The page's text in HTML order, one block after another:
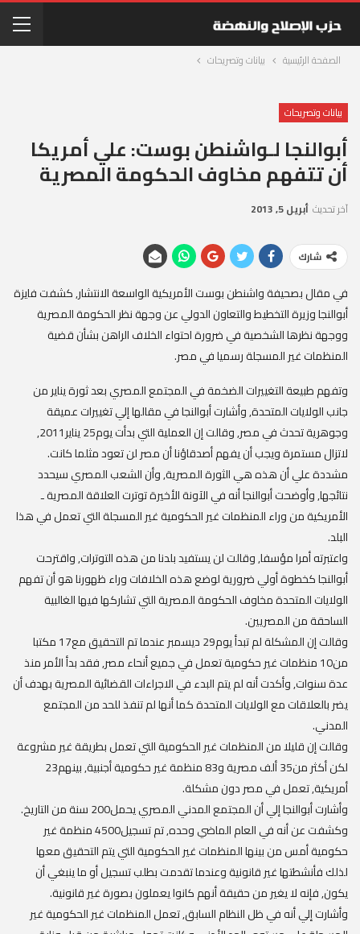
الصفحة الرئيسية بيانات وتصريحات
بيانات وتصريحات
أبوالنجا لـواشنطن بوست‏:‏ علي أمريكا
أن تتفهم مخاوف الحكومة المصرية
آخر تحديث أبريل 5, 2013
شارك
في مقال بصحيفة واشنطن بوست الأمريكية الواسعة الانتشار‏,‏ كشفت فايزة
أبوالنجا وزيرة التخطيط والتعاون الدولي عن وجهة نظر الحكومة المصرية
ووجهة نظرها الشخصية في ضرورة احتواء الخلاف الراهن بشأن قضية
المنظمات غير المسجلة رسميا في مصر.
وتفهم طبيعة التغييرات الضخمة في المجتمع المصري بعد ثورة يناير من
جانب الولايات المتحدة, وأشارت أبوالنجا في مقالها إلي تغييرات عميقة
وجوهرية تحدث في مصر, وقالت إن العملية التي بدأت يوم25 يناير2011,
لاتزال مستمرة ويجب أن يفهم أصدقاؤنا أن مصر لن تعود مثلما كانت.
مشددة علي أن هذه هي الثورة المصرية, وأن الشعب المصري سيحدد
نتائجها, وأوضحت أبوالنجا أنه في الآونة الأخيرة توترت العلاقة المصرية ـ
الأمريكية من وراء المنظمات غير الحكومية غير المسجلة التي تعمل في هذا
البلد.
واعتبرته أمرا مؤسفا, وقالت لن يستفيد بلدنا من هذه التوترات, واقترحت
أبوالنجا كخطوة أولي ضرورية لوضع هذه الخلافات وراء ظهورنا هو أن تفهم
الولايات المتحدة مخاوف الحكومة المصرية التي تشاركها فيها الغالبية
الساحقة من المصريين.
وقالت إن المشكلة لم تبدأ يوم29 ديسمبر عندما تم التحقيق مع17 مكتبا
من10 منظمات غير حكومية تعمل في جميع أنحاء مصر, فقد بدأ الأمر منذ
عدة سنوات, وأكدت أنه لم يتم البدء في الاجراءات القضائية المصرية بهدف أن
يضر بالعلاقات مع الولايات المتحدة كما أنها لم تنفذ للحد من المجتمع
المدني.
وقالت إن قليلا من المنظمات غير الحكومية التي تعمل بطريقة غير مشروعة
لكن أكثر من35 ألف مصرية و83 منظمة غير حكومية أجنبية, بينهم23
أمريكية, تعمل في مصر دون مشكلة.
وأشارت أبوالنجا إلي أن المجتمع المدني المصري يحمل200 سنة من التاريخ.
وكشفت عن أنه في العام الماضي وحده, تم تسجيل4500 منظمة غير
حكومية أمس من بينها المنظمات غير الحكومية التي يتم التحقيق معها
لذلك فأنشطتها غير قانونية وعندما تقدمت بطلب تسجيل أو ما ينبغي أن
يكون, فإنه لا يغير من حقيقة أنهم كانوا يعملون بصورة غير قانونية.
وأشارت إلي أنه في ظل النظام السابق, تعمل المنظمات غير الحكومية غير